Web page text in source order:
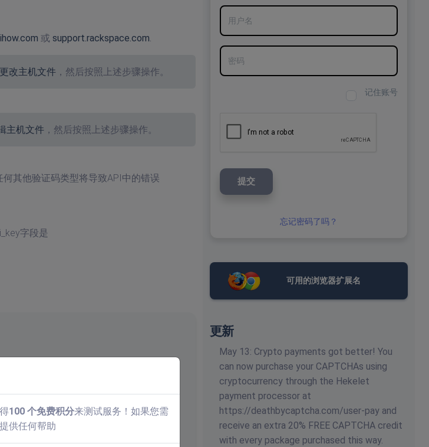
或 support.rackspace.com.
改主机文件 ，然后按照上述步骤操作。
主机文件 ，然后按照上述步骤操作。
其他验证码类型将导致API中的错误
字段是
用户名
密码
记住账号
提交
忘记密码了吗？
可用的浏览器扩展名
更新
May 13: Crypto payments got better! You
can now purchase your CAPTCHAs using
cryptocurrency through the Hekelet
payment processor at
https://deathbycaptcha.com/user-pay and
receive an extra 20% FREE CAPTCHA credit
with every package purchased this way.
100 个免费积分来测试服务！如果您需
供任何帮助